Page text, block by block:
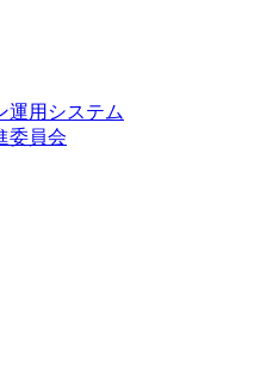
運用システム
委員会